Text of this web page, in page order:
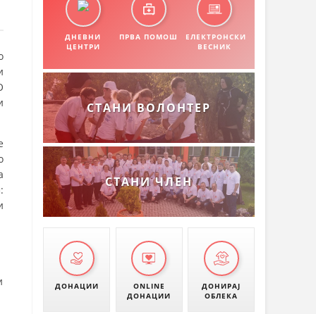
ДНЕВНИ
ЦЕНТРИ
ПРВА ПОМОШ
ЕЛЕКТРОНСКИ
ВЕСНИК
СТАНИ ВОЛОНТЕР
СТАНИ ЧЛЕН
ДОНАЦИИ
ONLINE
ДОНАЦИИ
ДОНИРАЈ
ОБЛЕКА